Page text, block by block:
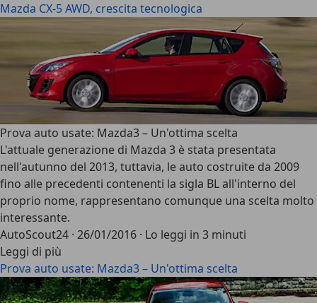
Mazda CX-5 AWD, crescita tecnologica
Prova auto usate: Mazda3 – Un'ottima scelta
L'attuale generazione di Mazda 3 è stata presentata
nell'autunno del 2013, tuttavia, le auto costruite da 2009
fino alle precedenti contenenti la sigla BL all'interno del
proprio nome, rappresentano comunque una scelta molto
interessante.
AutoScout24 · 26/01/2016 · Lo leggi in 3 minuti
Leggi di più
Prova auto usate: Mazda3 – Un'ottima scelta